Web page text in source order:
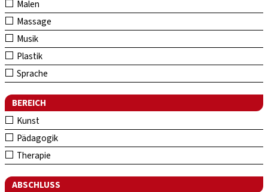
Malen
Massage
Musik
Plastik
Sprache
BEREICH
Kunst
Pädagogik
Therapie
ABSCHLUSS